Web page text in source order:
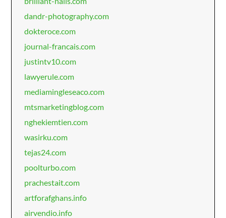
dandr-photography.com
dokteroce.com
journal-francais.com
justintv10.com
lawyerule.com
mediamingleseaco.com
mtsmarketingblog.com
nghekiemtien.com
wasirku.com
tejas24.com
poolturbo.com
prachestait.com
artforafghans.info
airvendio.info